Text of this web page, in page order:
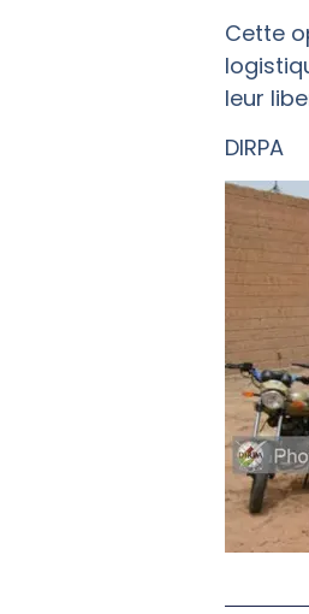
Cette
leur
DIRPA